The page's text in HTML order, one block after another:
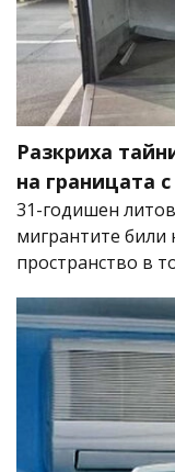
Разкриха
на границата
31-годишен
мигрантите били
пространство в